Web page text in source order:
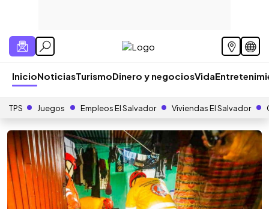
InicioNoticiasTurismoDinero y negociosVida
TPS Juegos Empleos El Salvador Viviendas El Salvador